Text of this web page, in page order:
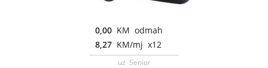
0,00 KM odmah
8,27 KM/mj x12
uz Senior